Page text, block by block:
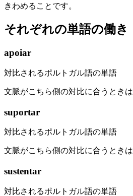
きわめることです。
それぞれの単語の働き
apoiar
対比されるポルトガル語の単語
文脈がこちら側の対比に合うときは
suportar
対比されるポルトガル語の単語
文脈がこちら側の対比に合うときは
sustentar
対比されるポルトガル語の単語